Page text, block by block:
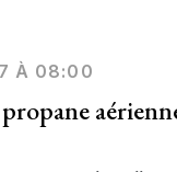
À 08:00